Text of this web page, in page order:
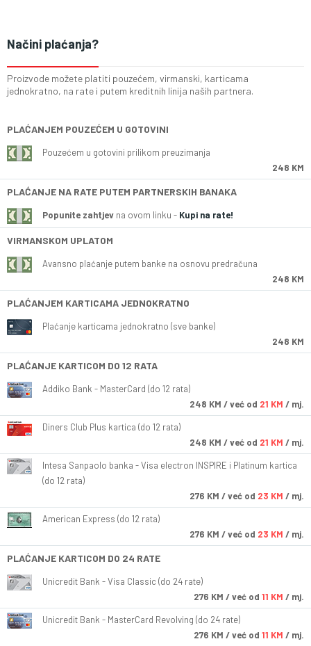
Načini plaćanja?
Proizvode možete platiti pouzećem, virmanski, karticama
jednokratno, na rate i putem kreditnih linija naših partnera.
PLAĆANJEM POUZEĆEM U GOTOVINI
Pouzećem u gotovini prilikom preuzimanja
248 KM
PLAĆANJE NA RATE PUTEM PARTNERSKIH BANAKA
Popunite zahtjev na ovom linku - Kupi na rate!
VIRMANSKOM UPLATOM
Avansno plaćanje putem banke na osnovu predračuna
248 KM
PLAĆANJEM KARTICAMA JEDNOKRATNO
Plaćanje karticama jednokratno (sve banke)
248 KM
PLAĆANJE KARTICOM DO 12 RATA
Addiko Bank - MasterCard (do 12 rata)
248 KM / već od 21 KM / mj.
Diners Club Plus kartica (do 12 rata)
248 KM / već od 21 KM / mj.
Intesa Sanpaolo banka - Visa electron INSPIRE i Platinum kartica
(do 12 rata)
276 KM / već od 23 KM / mj.
American Express (do 12 rata)
276 KM / već od 23 KM / mj.
PLAĆANJE KARTICOM DO 24 RATE
Unicredit Bank - Visa Classic (do 24 rate)
276 KM / već od 11 KM / mj.
Unicredit Bank - MasterCard Revolving (do 24 rate)
276 KM / već od 11 KM / mj.